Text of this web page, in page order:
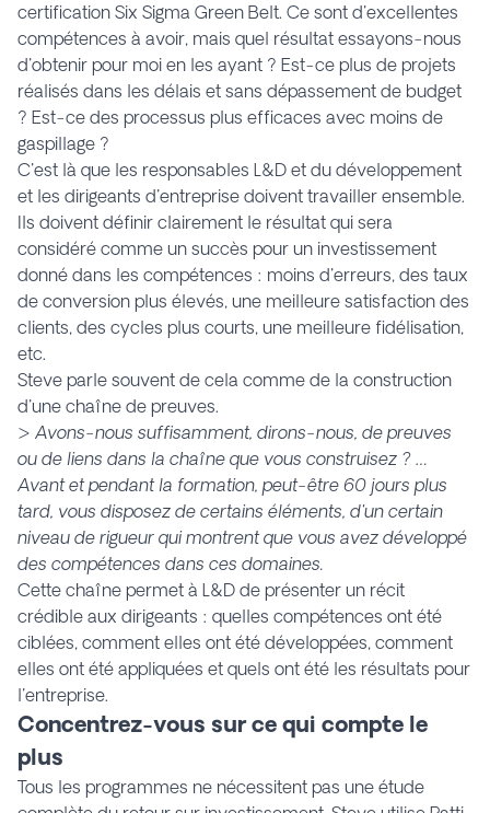
certification Six Sigma Green Belt. Ce sont d'excellentes
compétences à avoir, mais quel résultat essayons-nous
d'obtenir pour moi en les ayant ? Est-ce plus de projets
réalisés dans les délais et sans dépassement de budget
? Est-ce des processus plus efficaces avec moins de
gaspillage ?
C'est là que les responsables L&D et du développement
et les dirigeants d'entreprise doivent travailler ensemble.
Ils doivent définir clairement le résultat qui sera
considéré comme un succès pour un investissement
donné dans les compétences : moins d'erreurs, des taux
de conversion plus élevés, une meilleure satisfaction des
clients, des cycles plus courts, une meilleure fidélisation,
etc.
Steve parle souvent de cela comme de la construction
d'une chaîne de preuves.
> Avons-nous suffisamment, dirons-nous, de preuves
ou de liens dans la chaîne que vous construisez ?
Avant et pendant la formation, peut-être 60 jours plus
tard, vous disposez de certains éléments, d'un certain
niveau de rigueur qui montrent que vous avez développé
des compétences dans ces domaines.
Cette chaîne permet à L&D de présenter un récit
crédible aux dirigeants : quelles compétences ont été
ciblées, comment elles ont été développées, comment
elles ont été appliquées et quels ont été les résultats pour
l'entreprise.
Concentrez-vous sur ce qui compte le
plus
Tous les programmes ne nécessitent pas une étude